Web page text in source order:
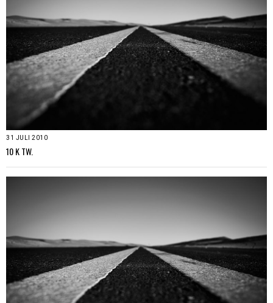
31 JULI 2010
10 K TW.